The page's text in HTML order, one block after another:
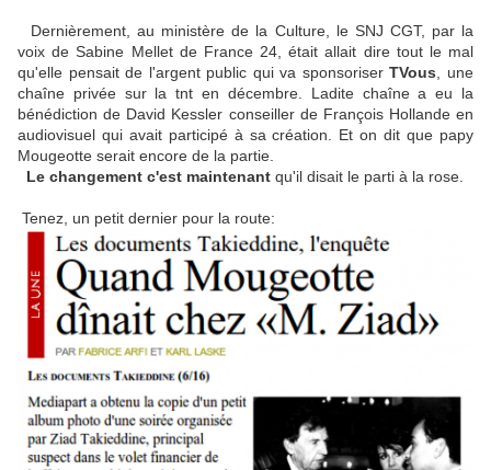
Dernièrement, au ministère de la Culture, le SNJ CGT, par la
voix de Sabine Mellet de France 24, était allait dire tout le mal
qu'elle pensait de l'argent public qui va sponsoriserTVous , une
chaîne privée sur la tnt en décembre. Ladite chaîne a eu la
bénédiction de David Kessler conseiller de François Hollande en
audiovisuel qui avait participé à sa création. Et on dit que papy
Mougeotte serait encore de la partie.
Le changement c'est maintenant qu'il disait le parti à la rose.
Tenez, un petit dernier pour la route: